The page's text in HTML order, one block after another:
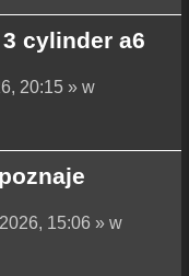
cylinder a6
20:15 » w
15:06 » w